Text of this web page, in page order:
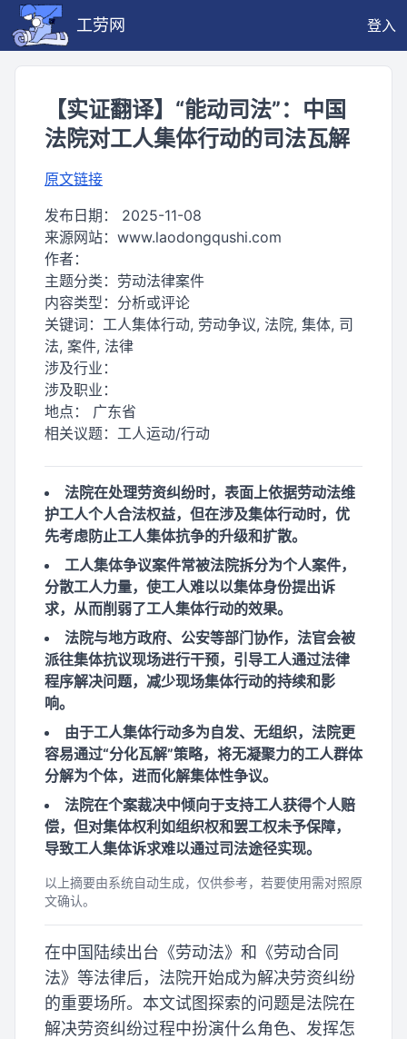
工劳网 登入
【实证翻译】“能动司法”：中国
法院对工人集体行动的司法瓦解
原文链接
发布日期： 2025-11-08
来源网站： www.laodongqushi.com
作者：
主题分类： 劳动法律案件
内容类型： 分析或评论
关键词： 工人集体行动, 劳动争议, 法院, 集体, 司
法, 案件, 法律
涉及行业：
涉及职业：
地点： 广东省
相关议题： 工人运动/行动
法院在处理劳资纠纷时，表面上依据劳动法维
护工人个人合法权益，但在涉及集体行动时，优
先考虑防止工人集体抗争的升级和扩散。
工人集体争议案件常被法院拆分为个人案件，
分散工人力量，使工人难以以集体身份提出诉
求，从而削弱了工人集体行动的效果。
法院与地方政府、公安等部门协作，法官会被
派往集体抗议现场进行干预，引导工人通过法律
程序解决问题，减少现场集体行动的持续和影
响。
由于工人集体行动多为自发、无组织，法院更
容易通过“分化瓦解”策略，将无凝聚力的工人群体
分解为个体，进而化解集体性争议。
法院在个案裁决中倾向于支持工人获得个人赔
偿，但对集体权利如组织权和罢工权未予保障，
导致工人集体诉求难以通过司法途径实现。
以上摘要由系统自动生成，仅供参考，若要使用需对照原
文确认。
在中国陆续出台《劳动法》和《劳动合同
法》等法律后，法院开始成为解决劳资纠纷
的重要场所。本文试图探索的问题是法院在
解决劳资纠纷过程中扮演什么角色、发挥怎